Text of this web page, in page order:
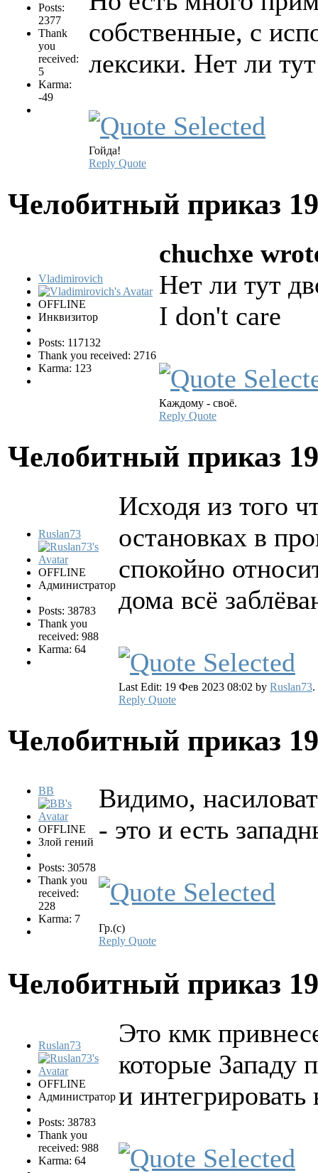
Posts:
2377
Thank
you
received:
5
Karma:
-49
собственные, с
лексики. Нет ли
Гойда!
Reply Quote
Челобитный приказ
Vladimirovich
OFFLINE
Инквизитор
Posts: 117132
Thank you received: 2716
Karma: 123
chuchxe
Нет ли тут
I don't care
Каждому - своё.
Reply Quote
Челобитный приказ
Ruslan73
OFFLINE
Администратор
Posts: 38783
Thank you
received: 988
Karma: 64
Исходя из того
остановках в
спокойно
дома всё
Last Edit: 19 Фев 2023 08:02 by Ruslan73.
Reply Quote
Челобитный приказ
BB
OFFLINE
Злой гений
Posts: 30578
Thank you
received:
228
Karma: 7
Видимо,
- это и есть
Гр.(с)
Reply Quote
Челобитный приказ
Ruslan73
OFFLINE
Администратор
Posts: 38783
Thank you
received: 988
Karma: 64
Это кмк
которые Западу
и